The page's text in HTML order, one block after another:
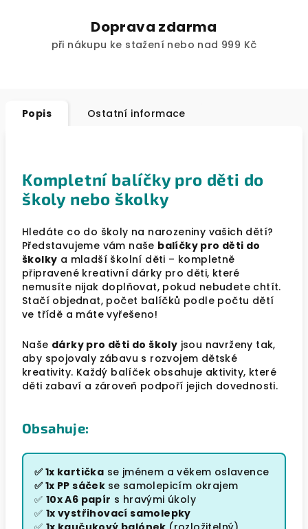
Doprava zdarma
při nákupu ke stažení nebo nad 999 Kč
Popis Ostatní informace
Kompletní balíčky pro děti do
školy nebo školky
Hledáte co do školy na narozeniny vašich dětí?
Představujeme vám naše balíčky pro děti do
školky a mladší školní děti – kompletně
připravené kreativní dárky pro děti, které
nemusíte nijak doplňovat, pokud nebudete chtít.
Stačí objednat, počet balíčků podle počtu dětí
ve třídě a máte vyřešeno!
Naše dárky pro děti do školy jsou navrženy tak,
aby spojovaly zábavu s rozvojem dětské
kreativity. Každý balíček obsahuje aktivity, které
děti zabaví a zároveň podpoří jejich dovednosti.
Obsahuje:
✅ 1x kartička se jménem a věkem oslavence
✅ 1x PP sáček se samolepicím okrajem
✅ 10x A6 papír s hravými úkoly
✅ 1x vystřihovací samolepky